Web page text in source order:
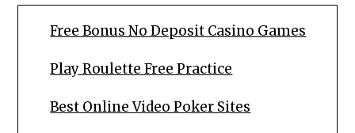
Free Bonus No Deposit Casino Games
Play Roulette Free Practice
Best Online Video Poker Sites